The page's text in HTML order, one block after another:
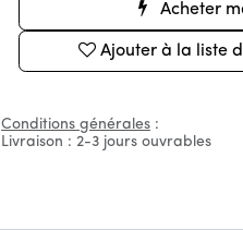
Acheter
Ajouter à la liste
Conditions générales :
Livraison : 2-3 jours ouvrables